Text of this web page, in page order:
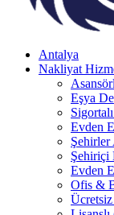
Antalya
Nakliyat
Eşya
Evden
Şehirler
Şehiriçi
Evden
Ofis &